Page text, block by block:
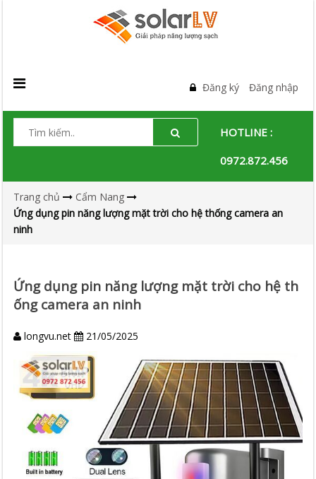
Đăng ký Đăng nhập
HOTLINE :
0972.872.456
Trang chủ
Cẩm Nang
Ứng dụng pin năng lượng mặt trời cho hệ thống camera an
ninh
Ứng dụng pin năng lượng mặt trời cho hệ th
ống camera an ninh
longvu.net 21/05/2025